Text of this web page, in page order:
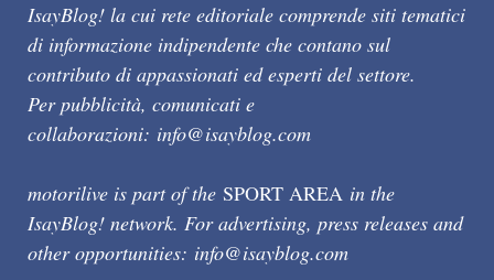
IsayBlog! la cui rete editoriale comprende siti tematici
di informazione indipendente che contano sul
contributo di appassionati ed esperti del settore.
Per pubblicità, comunicati e
collaborazioni: info@isayblog.com
motorilive is part of the SPORT AREA in the
IsayBlog! network. For advertising, press releases and
other opportunities: info@isayblog.com